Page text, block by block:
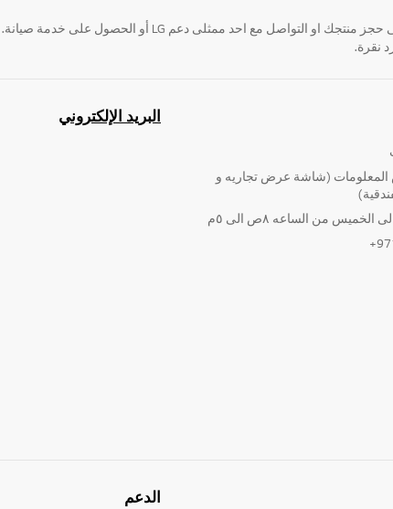
نقرة.
(شاشة عرض تجاريه و
من الساعه ٨ص الى ٥م
البريد الإلكتروني
الدعم